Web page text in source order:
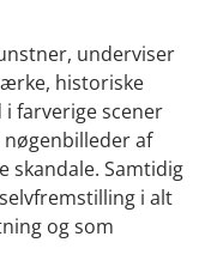
underviser
historiske
farverige scener
af
skandale. Samtidig
i alt
og som